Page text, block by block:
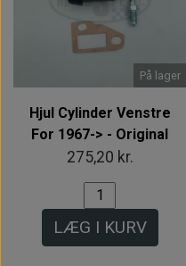
På lager
Hjul Cylinder Venstre
For 1967-> - Original
275,20 kr.
LÆG I KURV